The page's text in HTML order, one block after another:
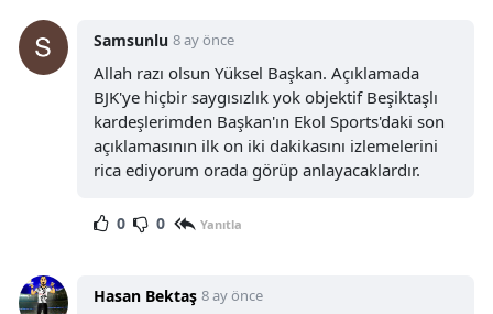
Samsunlu 8 ay önce
Allah razı olsun Yüksel Başkan. Açıklamada
BJK'ye hiçbir saygısızlık yok objektif Beşiktaşlı
kardeşlerimden Başkan'ın Ekol Sports'daki son
açıklamasının ilk on iki dakikasını izlemelerini
rica ediyorum orada görüp anlayacaklardır.
0 0 Yanıtla
Hasan Bektaş 8 ay önce